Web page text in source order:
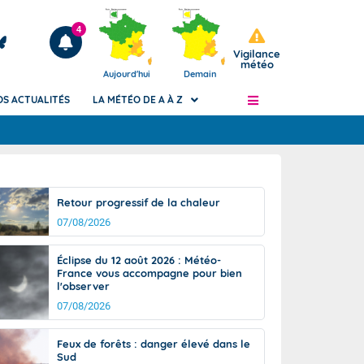
Articles
4
Aujourd'hui Demain
Vigilance
météo
de
Phénomènes dangereux de J+2 à J+7
Avertissement pluies intenses à l'échelle
des communes (Apic)
Bulletins Marine
Bulletins d'estimation du risque
d'avalanche
Météo des forêts
Vigicrues
ACTUALITÉS LA MÉTÉO DE A À Z
Retour progressif de la chaleur
07/08/2026
Éclipse du 12 août 2026 : Météo-
France vous accompagne pour bien
l'observer
07/08/2026
Feux de forêts : danger élevé dans le
Sud